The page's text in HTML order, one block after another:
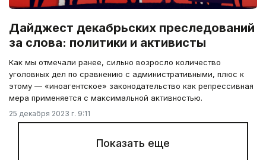
Дайджест декабрьских преследований
за слова: политики и активисты
Как мы отмечали ранее, сильно возросло количество
уголовных дел по сравнению с административными, плюс к
этому — «иноагентское» законодательство как репрессивная
мера применяется с максимальной активностью.
25 декабря 2023 г. 9:11
Показать еще